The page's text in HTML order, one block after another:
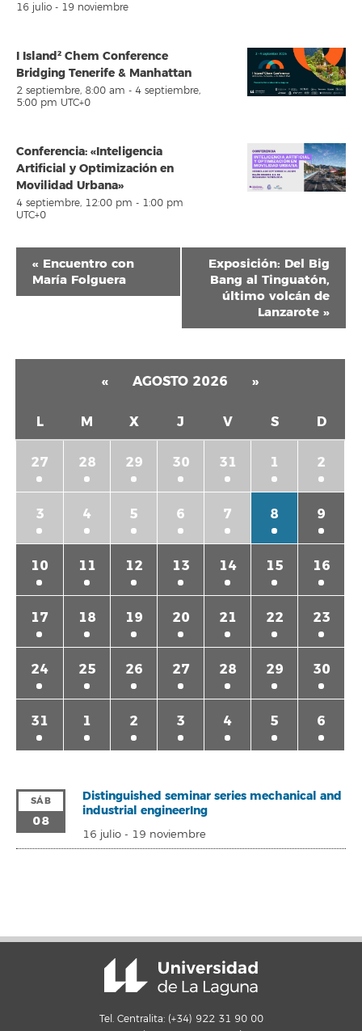
16 julio - 19 noviembre
I Island² Chem Conference
Bridging Tenerife & Manhattan
2 septiembre, 8:00 am - 4 septiembre,
5:00 pm UTC+0
Conferencia: «Inteligencia
Artificial y Optimización en
Movilidad Urbana»
4 septiembre, 12:00 pm - 1:00 pm
UTC+0
Navegación
del
Evento
« Encuentro con
María Folguera
Exposición: Del Big
Bang al Tinguatón,
último volcán de
Lanzarote »
« AGOSTO 2026 »
L M X J V S D
27 28 29 30 31 1 2
3 4 5 6 7 8 9
10 11 12 13 14 15 16
17 18 19 20 21 22 23
24 25 26 27 28 29 30
31 1 2 3 4 5 6
SÁB
08
Distinguished seminar series mechanical and
industrial engineerIng
16 julio- 19 noviembre
Tel. Centralita: (+34) 922 31 90 00